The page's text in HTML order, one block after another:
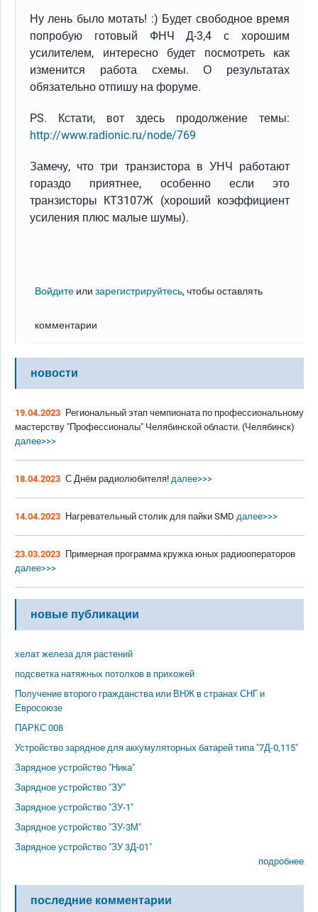
Ну лень было мотать! :) Будет свободное время
попробую готовый ФНЧ Д-3,4 с хорошим
усилителем, интересно будет посмотреть как
изменится работа схемы. О результатах
обязательно отпишу на форуме.
PS. Кстати, вот здесь продолжение темы:
http://www.radionic.ru/node/769
Замечу, что три транзистора в УНЧ работают
гораздо приятнее, особенно если это
транзисторы КТ3107Ж (хороший коэффициент
усиления плюс малые шумы).
Войдите илизарегистрируйтесь, чтобы оставлять
комментарии
новости
19.04.2023 Региональный этап чемпионата по профессиональному
мастерству "Профессионалы" Челябинской области. (Челябинск)
далее>>>
18.04.2023 С Днём радиолюбителя! далее>>>
14.04.2023 Нагревательный столик для пайки SMD далее>>>
23.03.2023 Примерная программа кружка юных радиооператоров
далее>>>
новые публикации
хелат железа для растений
подсветка натяжных потолков в прихожей
Получение второго гражданства или ВНЖ в странах СНГ и
Евросоюзе
ПАРКС 008
Устройство зарядное для аккумуляторных батарей типа "7Д-0,115"
Зарядное устройство "Ника"
Зарядное устройство "ЗУ"
Зарядное устройство "ЗУ-1"
Зарядное устройство "ЗУ-3М"
Зарядное устройство "ЗУ 3Д-01"
подробнее
последние комментарии